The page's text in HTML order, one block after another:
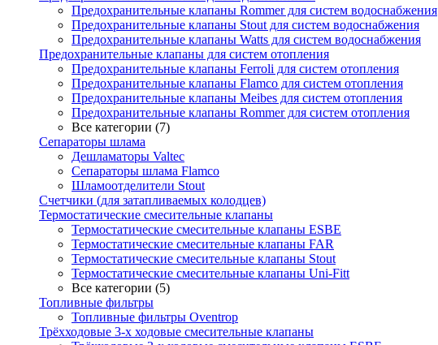
Предохранительные клапаны Rommer для систем водоснабжения
Предохранительные клапаны Stout для систем водоснабжения
Предохранительные клапаны Watts для систем водоснабжения
Предохранительные клапаны для систем отопления
Предохранительные клапаны Ferroli для систем отопления
Предохранительные клапаны Flamco для систем отопления
Предохранительные клапаны Meibes для систем отопления
Предохранительные клапаны Rommer для систем отопления
Все категории (7)
Сепараторы шлама
Дешламаторы Valtec
Сепараторы шлама Flamco
Шламоотделители Stout
Счетчики (для затапливаемых колодцев)
Термостатические смесительные клапаны
Термостатические смесительные клапаны ESBE
Термостатические смесительные клапаны FAR
Термостатические смесительные клапаны Stout
Термостатические смесительные клапаны Uni-Fitt
Все категории (5)
Топливные фильтры
Топливные фильтры Oventrop
Трёхходовые 3-х ходовые смесительные клапаны